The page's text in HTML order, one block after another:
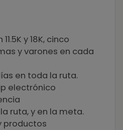
y 18K, cinco
y varones en cada
en toda la ruta.
electrónico
ruta, y en la meta.
productos